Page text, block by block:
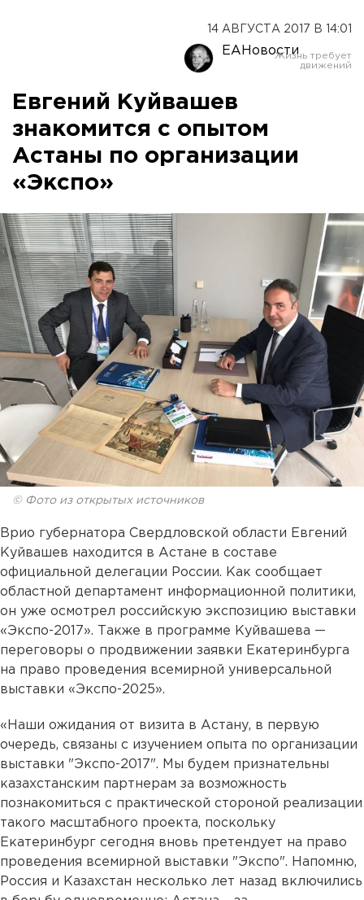
14 АВГУСТА 2017 В 14:01
ЕАНовости
Евгений Куйвашев
знакомится с опытом
Астаны по организации
«Экспо»
© Фото из открытых источников
Врио губернатора Свердловской области Евгений
Куйвашев находится в Астане в составе
официальной делегации России. Как сообщает
областной департамент информационной политики,
он уже осмотрел российскую экспозицию выставки
«Экспо-2017». Также в программе Куйвашева —
переговоры о продвижении заявки Екатеринбурга
на право проведения всемирной универсальной
выставки «Экспо-2025».
«Наши ожидания от визита в Астану, в первую
очередь, связаны с изучением опыта по организации
выставки "Экспо-2017". Мы будем признательны
казахстанским партнерам за возможность
познакомиться с практической стороной реализации
такого масштабного проекта, поскольку
Екатеринбург сегодня вновь претендует на право
проведения всемирной выставки "Экспо". Напомню,
Россия и Казахстан несколько лет назад включились